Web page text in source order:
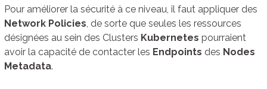
Pour améliorer la sécurité à ce niveau, il faut appliquer des
Network Policies , de sorte que seules les ressources
désignées au sein des Clusters Kubernetes pourraient
avoir la capacité de contacter les Endpoints des Nodes
Metadata.